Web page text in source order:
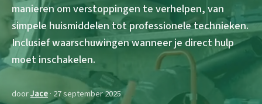
manieren om verstoppingen te verhelpen, van
simpele huismiddelen tot professionele technieken.
Inclusief waarschuwingen wanneer je direct hulp
moet inschakelen.
doorJace· 27 september 2025